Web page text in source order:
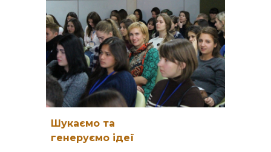
Шукаємо та
генеруємо ідеї